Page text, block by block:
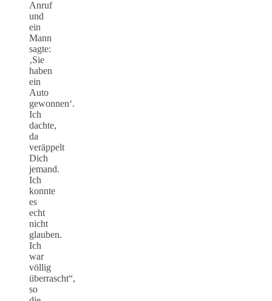
Anruf
und
ein
Mann
sagte:
‚Sie
haben
ein
Auto
gewonnen‘.
Ich
dachte,
da
veräppelt
Dich
jemand.
Ich
konnte
es
echt
nicht
glauben.
Ich
war
völlig
überrascht“,
so